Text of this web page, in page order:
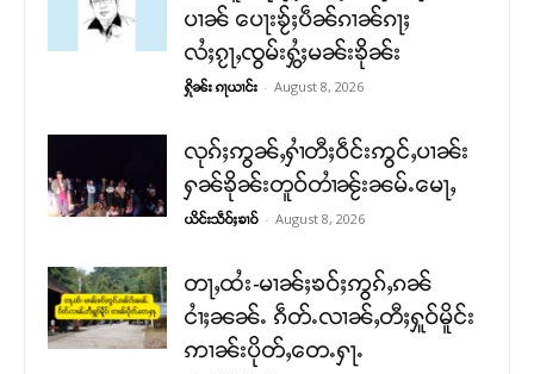
ပၢၼ် ​​ပေႃးၶႂ်ႈပဵၼ်ၵၢၼ်ၵႃႈ
လႆႈၵႂႃႇၸွမ်းႁွႆႈမၼ်းၶိုၼ်း
ႁိုၼ်း ၵႃယၢင်း - August 8, 2026
လုၵ်ႈဢွၼ်ႇႁၢႆတီႈဝဵင်းဢွင်ႇပၢၼ်း
ႁၼ်ၶိုၼ်းတူဝ်တၢႆၼႂ်းၼမ်ႉမေႃႇ
ယိင်းသဵဝ်ႈၶၢဝ် - August 8, 2026
တႃႇထႆး-မၢၼ်ႈၶဝ်ႈဢွၵ်ႇၵၼ်
ငၢႆႈၼၼ်ႉ ၵဵတ်ႉလၢၼ်ႇတီႈႁူဝ်မိူင်း
ဢၢၼ်းပိုတ်ႇတေႉႁႃႉ